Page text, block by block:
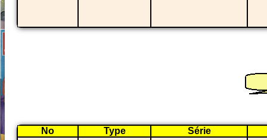
No Type Série